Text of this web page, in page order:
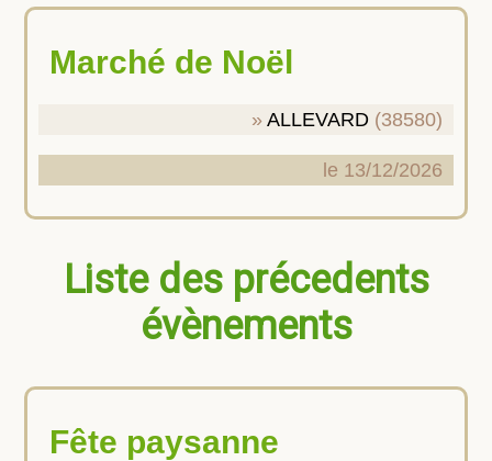
Marché de Noël
ALLEVARD (38580)
le 13/12/2026
Liste des précedents
évènements
Fête paysanne